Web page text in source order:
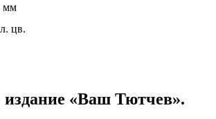
мм
цв.
издание «Ваш Тютчев».